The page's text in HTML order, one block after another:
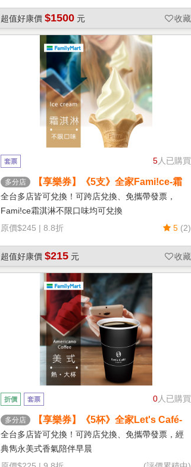
超值好康價 $1500 元 收藏
5人已購買
套票
多分店
【享樂券】《5支》全家Fami!ce-霜
淇淋(口味不限)
全台多店皆可兌換！可跨店兌換、免攜帶發票，
Fami!ce霜淇淋不限口味均可兌換
原價$245 | 8.8折 5 (2)
超值好康價 $215 元 收藏
0人已購買
折價 套票
多分店
【享樂券】《5杯》全家Let's Café-
熱美式(大杯)
全台多店皆可兌換！可跨店兌換、免攜帶發票，經
典雋永美式香氣陪伴早晨